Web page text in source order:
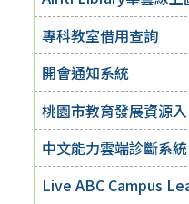
專科教室借用查詢
開會通知系統
桃園市教育發展資源
中文能力雲端診斷系統
Live ABC Campus